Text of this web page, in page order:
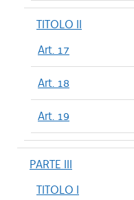
TITOLO II
Art. 17
Art. 18
Art. 19
PARTE III
TITOLO I